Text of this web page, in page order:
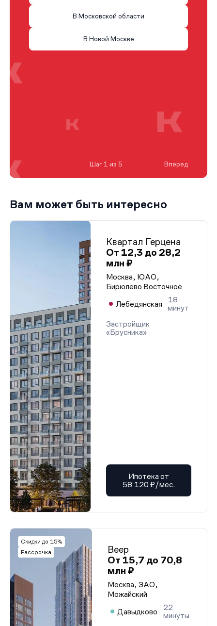
В Московской области
В Новой Москве
Шаг 1 из 5 Вперед
Вам может быть интересно
Квартал Герцена
От 12,3 до 28,2
млн ₽
Москва, ЮАО,
Бирюлево Восточное
Лебедянская
18
минут
Застройщик
«Брусника»
Ипотека от
58 120 ₽/мес.
Скидки до 15%
Рассрочка
Веер
От 15,7 до 70,8
млн ₽
Москва, ЗАО,
Можайский
Давыдково
22
минуты